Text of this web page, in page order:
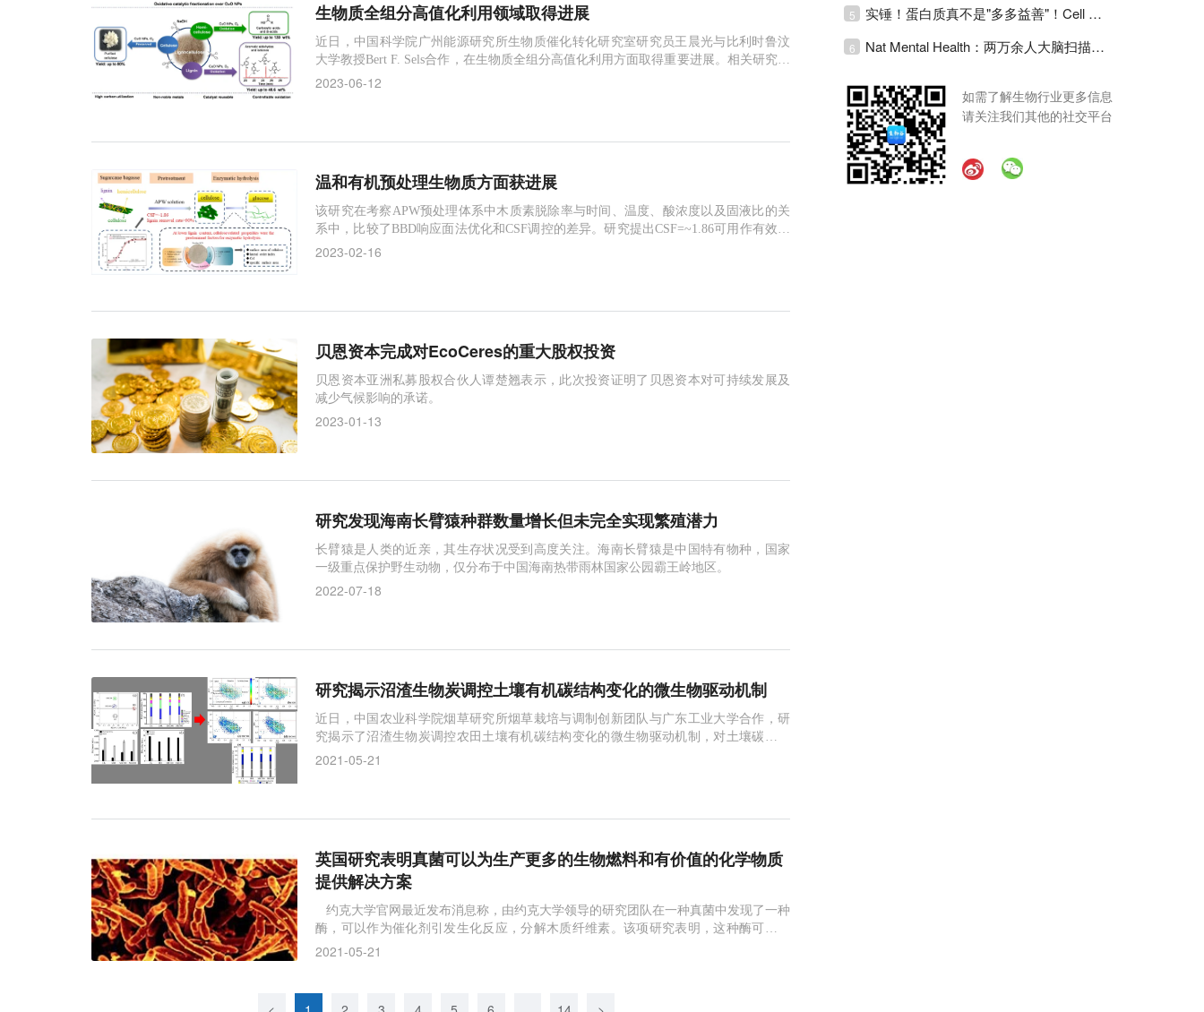
生物质全组分高值化利用领域取得进展
近日，中国科学院广州能源研究所生物质催化转化研究室研究员王晨光与比利时鲁汶
大学教授Bert F. Sels合作，在生物质全组分高值化利用方面取得重要进展。相关研究成
果以
2023-06-12
温和有机预处理生物质方面获进展
该研究在考察APW预处理体系中木质素脱除率与时间、温度、酸浓度以及固液比的关
系中，比较了BBD响应面法优化和CSF调控的差异。研究提出CSF=~1.86可用作有效木
质素去除率的指标
2023-02-16
贝恩资本完成对EcoCeres的重大股权投资
贝恩资本亚洲私募股权合伙人谭楚翘表示，此次投资证明了贝恩资本对可持续发展及
减少气候影响的承诺。
2023-01-13
研究发现海南长臂猿种群数量增长但未完全实现繁殖潜力
长臂猿是人类的近亲，其生存状况受到高度关注。海南长臂猿是中国特有物种，国家
一级重点保护野生动物，仅分布于中国海南热带雨林国家公园霸王岭地区。
2022-07-18
研究揭示沼渣生物炭调控土壤有机碳结构变化的微生物驱动机制
近日，中国农业科学院烟草研究所烟草栽培与调制创新团队与广东工业大学合作，研
究揭示了沼渣生物炭调控农田土壤有机碳结构变化的微生物驱动机制，对土壤碳库增
加和农业可持续发展具有重要的指导意义。相关研究结果发表在《全球变化生物学生
2021-05-21
英国研究表明真菌可以为生产更多的生物燃料和有价值的化学物质
提供解决方案
约克大学官网最近发布消息称，由约克大学领导的研究团队在一种真菌中发现了一种
酶，可以作为催化剂引发生化反应，分解木质纤维素。该项研究表明，这种酶可以使
农业废料释放出有价值的化学物质，这可能为生产更多的生物燃料和有价值的化学物
2021-05-21
5 实锤！蛋白质真不是"多多益善"！Cell Press Blue：适度限蛋白，反而拉长健康寿命！
6 Nat Mental Health：两万余人大脑扫描刷新抑郁脑科学认知！抑郁不只是情绪病，视觉、运动脑区同步受损！
如需了解生物行业更多信息
请关注我们其他的社交平台